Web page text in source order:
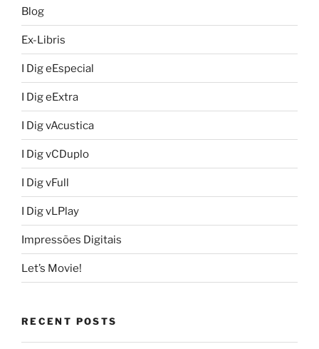
Blog
Ex-Libris
I Dig eEspecial
I Dig eExtra
I Dig vAcustica
I Dig vCDuplo
I Dig vFull
I Dig vLPlay
Impressões Digitais
Let’s Movie!
RECENT POSTS